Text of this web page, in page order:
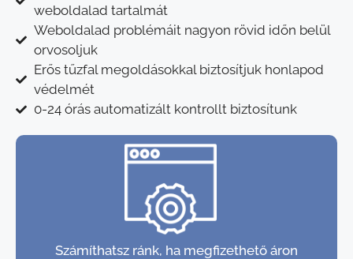
weboldalad tartalmát
Weboldalad problémáit nagyon rövid időn belül
orvosoljuk
Erős tűzfal megoldásokkal biztosítjuk honlapod
védelmét
0-24 órás automatizált kontrollt biztosítunk
Számíthatsz ránk, ha megfizethető áron